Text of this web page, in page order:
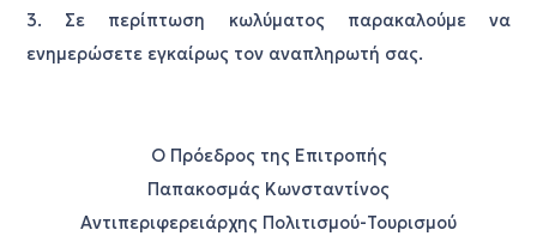
3. Σε περίπτωση κωλύματος παρακαλούμε να
ενημερώσετε εγκαίρως τον αναπληρωτή σας.
Ο Πρόεδρος της Επιτροπής
Παπακοσμάς Κωνσταντίνος
Αντιπεριφερειάρχης Πολιτισμού-Τουρισμού